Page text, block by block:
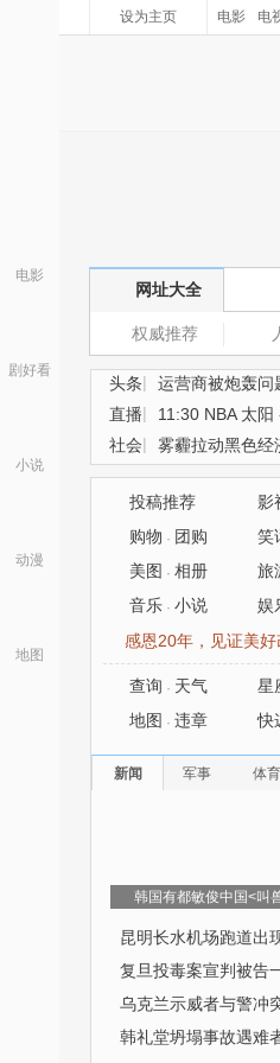
电影
剧好看
小说
动漫
地图
设为主页 电影 电
网址大全
权威推荐
头条|
运营商被炮轰问
直播|
11:30 NBA 太阳
社会| 雾霾拉动黑色经
投稿推荐 影
购物 · 团购 笑
美图 · 相册 旅
音乐 · 小说 娱
感恩20年，见证美好
查询 · 天气 星
地图 · 违章 快
新闻 军事 体育
韩国有都敏俊中国<叫
昆明长水机场跑道出
复旦投毒案宣判被告
乌克兰示威者与警冲
韩礼堂坍塌事故遇难